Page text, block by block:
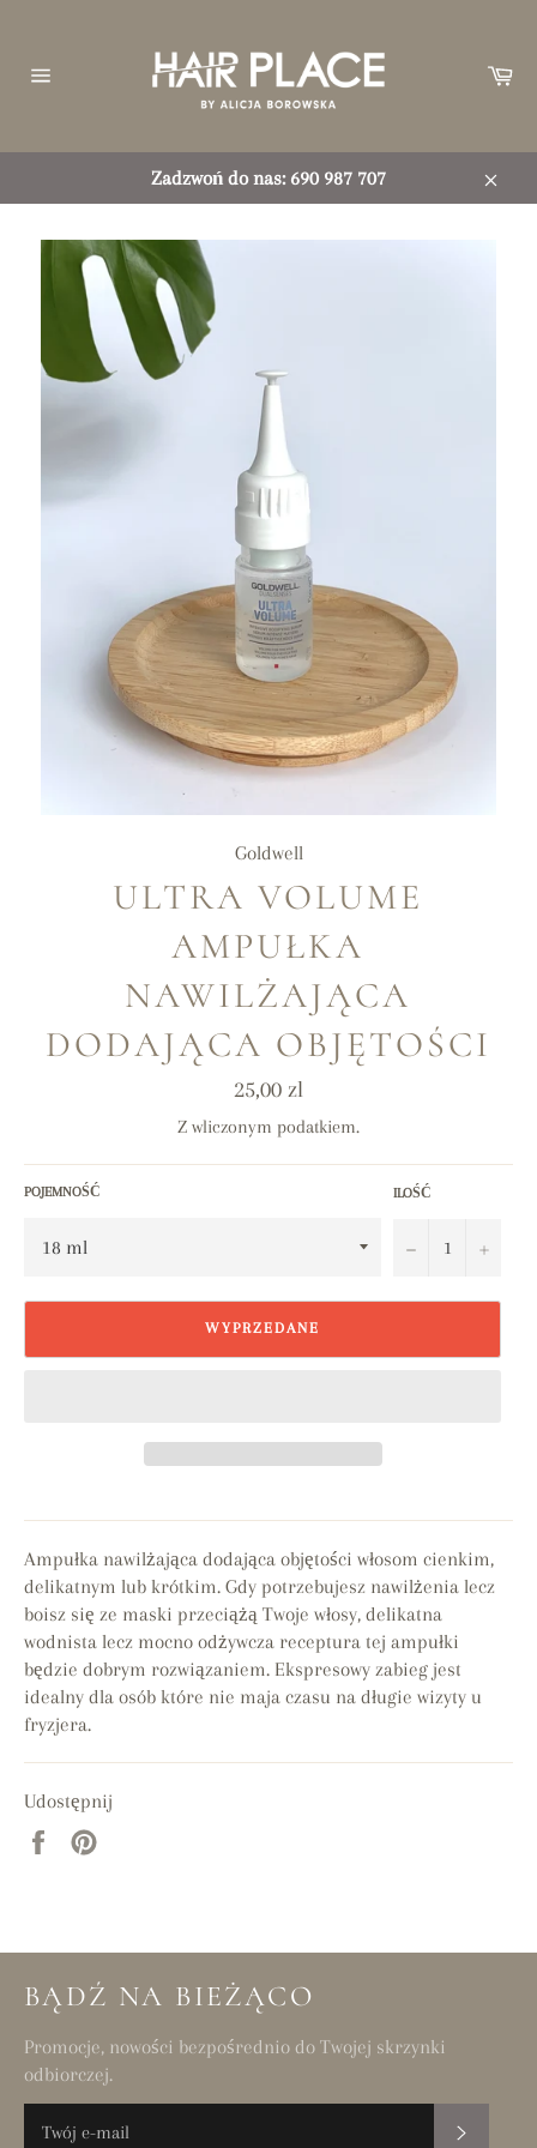
treści
Zadzwoń do nas: 690 987 707
Goldwell
ULTRA VOLUME
AMPUŁKA
NAWILŻAJĄCA
DODAJĄCA OBJĘTOŚCI
Cena
regularna
25,00 zl
Z wliczonym podatkiem.
POJEMNOŚĆ ILOŚĆ
− +
WYPRZEDANE
Ampułka nawilżająca dodająca objętości włosom cienkim,
delikatnym lub krótkim. Gdy potrzebujesz nawilżenia lecz
boisz się ze maski przeciążą Twoje włosy, delikatna
wodnista lecz mocno odżywcza receptura tej ampułki
będzie dobrym rozwiązaniem. Ekspresowy zabieg jest
idealny dla osób które nie maja czasu na długie wizyty u
fryzjera.
Udostępnij
Udostępnij
BĄDŹ NA BIEŻĄCO
Promocje, nowości bezpośrednio do Twojej skrzynki
odbiorczej.